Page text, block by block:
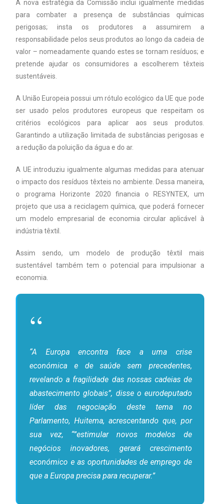
A nova estratégia da Comissão inclui igualmente medidas
para combater a presença de substâncias químicas
perigosas; insta os produtores a assumirem a
responsabilidade pelos seus produtos ao longo da cadeia de
valor – nomeadamente quando estes se tornam resíduos; e
pretende ajudar os consumidores a escolherem têxteis
sustentáveis.
A União Europeia possui um rótulo ecológico da UE que pode
ser usado pelos produtores europeus que respeitam os
critérios ecológicos para aplicar aos seus produtos.
Garantindo a utilização limitada de substâncias perigosas e
a redução da poluição da água e do ar.
A UE introduziu igualmente algumas medidas para atenuar
o impacto dos resíduos têxteis no ambiente. Dessa maneira,
o programa Horizonte 2020 financia o RESYNTEX, um
projeto que usa a reciclagem química, que poderá fornecer
um modelo empresarial de economia circular aplicável à
indústria têxtil.
Assim sendo, um modelo de produção têxtil mais
sustentável também tem o potencial para impulsionar a
economia.
“A Europa encontra face a uma crise
económica e de saúde sem precedentes,
revelando a fragilidade das nossas cadeias de
abastecimento globais”, disse o eurodeputado
líder das negociação deste tema no
Parlamento, Huitema, acrescentando que, por
sua vez, “”estimular novos modelos de
negócios inovadores, gerará crescimento
económico e as oportunidades de emprego de
que a Europa precisa para recuperar.”